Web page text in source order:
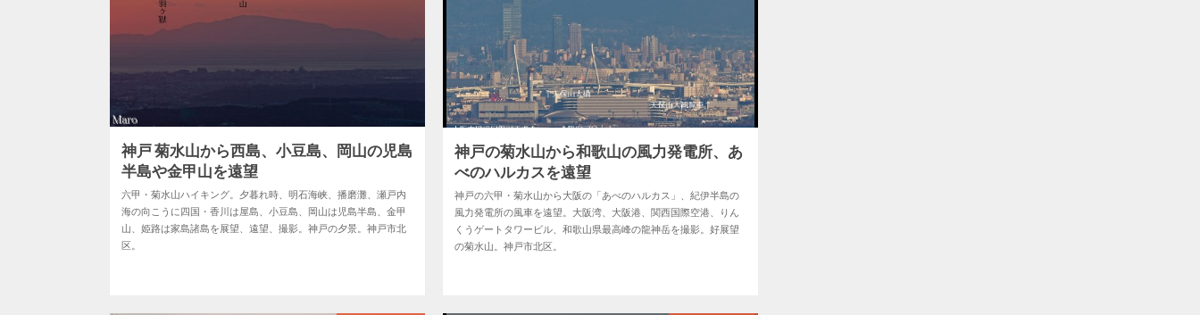
神戸 菊水山から西島、小豆島、岡山の児島
半島や金甲山を遠望
六甲・菊水山ハイキング。夕暮れ時、明石海峡、播磨灘、瀬戸内
海の向こうに四国・香川は屋島、小豆島、岡山は児島半島、金甲
山、姫路は家島諸島を展望、遠望、撮影。神戸の夕景。神戸市北
区。
神戸の菊水山から和歌山の風力発電所、あ
べのハルカスを遠望
神戸の六甲・菊水山から大阪の「あべのハルカス」、紀伊半島の
風力発電所の風車を遠望。大阪湾、大阪港、関西国際空港、りん
くうゲートタワービル、和歌山県最高峰の龍神岳を撮影。好展望
の菊水山。神戸市北区。